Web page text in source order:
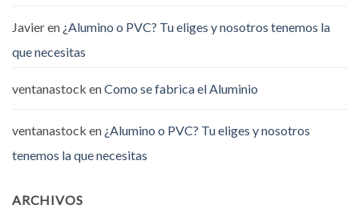
Javieren ¿Alumino o PVC? Tu eliges y nosotros tenemos la
que necesitas
ventanastock enComo se fabrica el Aluminio
ventanastock en ¿Alumino o PVC? Tu eliges y nosotros
tenemos la que necesitas
ARCHIVOS